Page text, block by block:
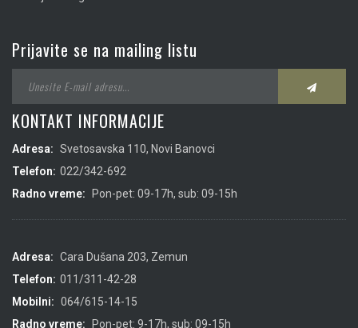
Prijavite se na mailing listu
KONTAKT INFORMACIJE
Adresa: Svetosavska 110, Novi Banovci
Telefon: 022/342-692
Radno vreme:
Pon-pet: 09-17h, sub: 09-15h
Adresa: Cara Dušana 203, Zemun
Telefon: 011/311-42-28
Mobilni: 064/615-14-15
Radno vreme:
Pon-pet: 9-17h, sub: 09-15h